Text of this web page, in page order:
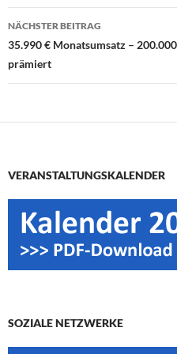
NÄCHSTER BEITRAG
35.990 € Monatsumsatz –
prämiert
VERANSTALTUNGSKALENDER
SOZIALE NETZWERKE